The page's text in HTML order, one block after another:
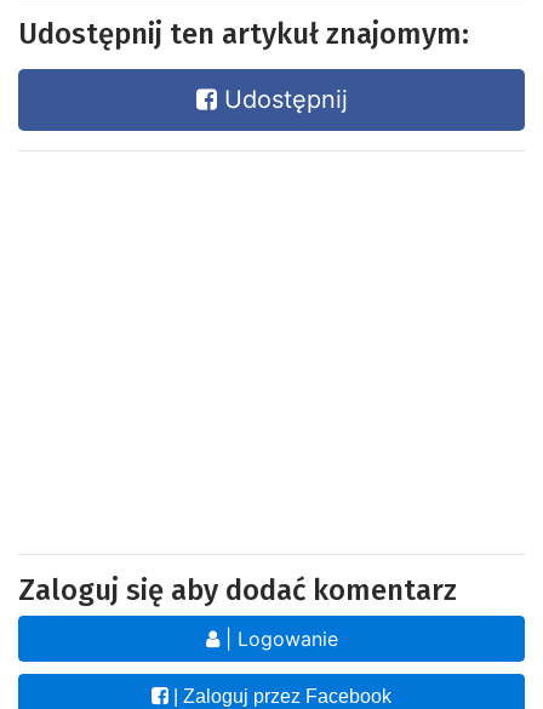
Udostępnij ten artykuł znajomym:
Udostępnij
Zaloguj się aby dodać komentarz
| Logowanie
| Zaloguj przez Facebook